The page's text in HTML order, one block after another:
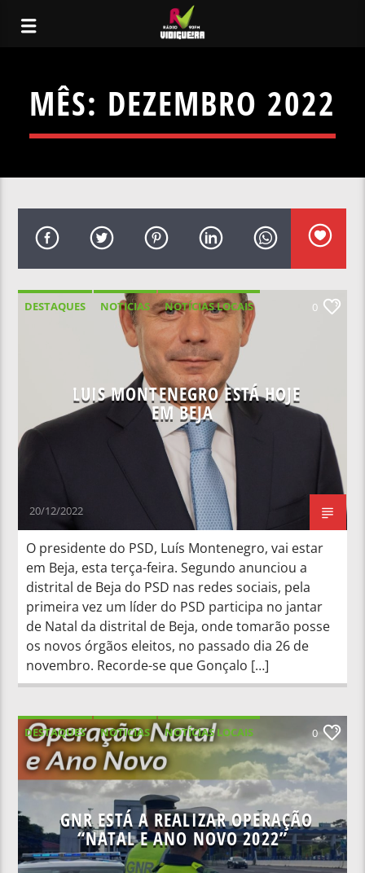
MÊS: DEZEMBRO 2022
DESTAQUES NOTICIAS
NOTÍCIAS LOCAIS
NOTÍCIAS NACIONAIS
0
LUIS MONTENEGRO ESTÁ HOJE
EM BEJA
20/12/2022
O presidente do PSD, Luís Montenegro, vai estar
em Beja, esta terça-feira. Segundo anunciou a
distrital de Beja do PSD nas redes sociais, pela
primeira vez um líder do PSD participa no jantar
de Natal da distrital de Beja, onde tomarão posse
os novos órgãos eleitos, no passado dia 26 de
novembro. Recorde-se que Gonçalo […]
DESTAQUES NOTICIAS
NOTÍCIAS LOCAIS
NOTÍCIAS NACIONAIS
0
GNR ESTÁ A REALIZAR OPERAÇÃO
“NATAL E ANO NOVO 2022”